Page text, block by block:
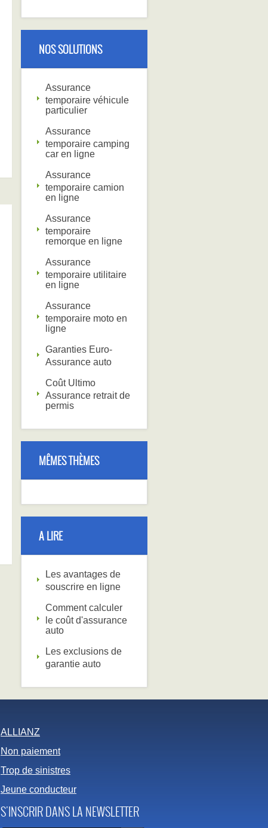
NOS SOLUTIONS
Assurance
temporaire véhicule
particulier
Assurance
temporaire camping
car en ligne
Assurance
temporaire camion
en ligne
Assurance
temporaire
remorque en ligne
Assurance
temporaire utilitaire
en ligne
Assurance
temporaire moto en
ligne
Garanties Euro-
Assurance auto
Coût Ultimo
Assurance retrait de
permis
MÊMES THÈMES
A LIRE
Les avantages de
souscrire en ligne
Comment calculer
le coût d'assurance
auto
Les exclusions de
garantie auto
ALLIANZ
Non paiement
Trop de sinistres
Jeune conducteur
S'INSCRIR DANS LA NEWSLETTER